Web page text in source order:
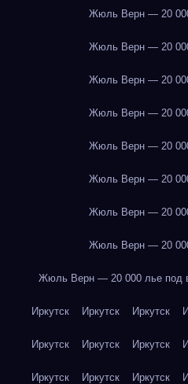
Жюль Верн — 20
Жюль Верн — 20
Жюль Верн — 20
Жюль Верн — 20
Жюль Верн — 20
Жюль Верн — 20
Жюль Верн — 20
Жюль Верн — 20
Жюль Верн — 20 000 лье под
Иркутск Иркутск Иркутск
Иркутск Иркутск Иркутск
Иркутск Иркутск Иркутск